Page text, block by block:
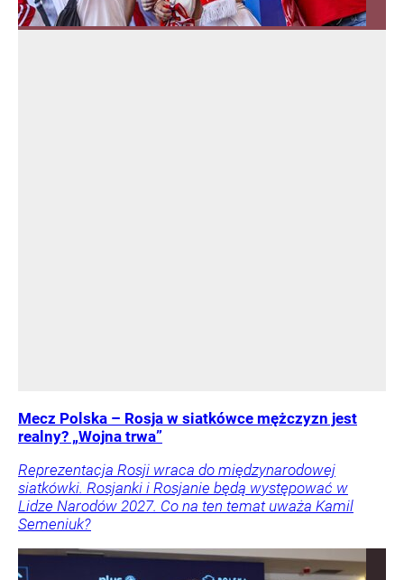
Mecz Polska – Rosja w siatkówce mężczyzn jest
realny? „Wojna trwa”
Reprezentacja Rosji wraca do międzynarodowej
siatkówki. Rosjanki i Rosjanie będą występować w
Lidze Narodów 2027. Co na ten temat uważa Kamil
Semeniuk?